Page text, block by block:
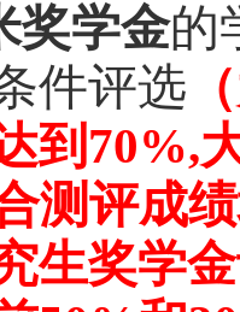
奖学金的
件评选
到 70%,
测评成
生奖学